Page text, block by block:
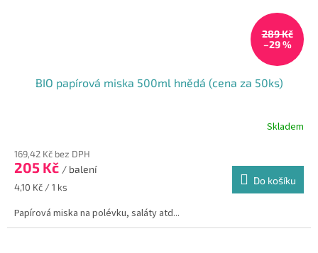
289 Kč
–29 %
BIO papírová miska 500ml hnědá (cena za 50ks)
produktu
je
5,0
5
hvězdiček.
Skladem
169,42 Kč bez DPH
205 Kč / balení
Měrná
4,10 Kč / 1 ks
Do košíku
Papírová miska na polévku, saláty atd...